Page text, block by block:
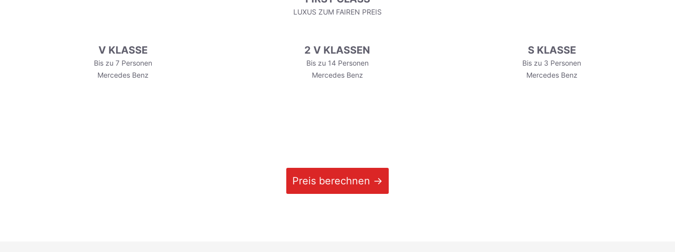
LUXUS ZUM FAIREN PREIS
V KLASSE
Bis zu 7 Personen
Mercedes Benz
2 V KLASSEN
Bis zu 14 Personen
Mercedes Benz
S KLASSE
Bis zu 3 Personen
Mercedes Benz
Preis berechnen →